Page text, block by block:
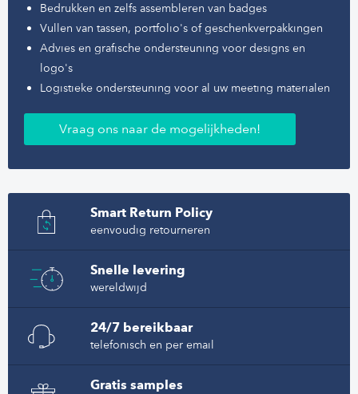
Bedrukken en zelfs assembleren van badges
Vullen van tassen, portfolio's of geschenkverpakkingen
Advies en grafische ondersteuning voor designs en
logo's
Logistieke ondersteuning voor al uw meeting materialen
Vraag ons naar de mogelijkheden!
Smart Return Policy
eenvoudig retourneren
Snelle levering
wereldwijd
24/7 bereikbaar
telefonisch en per email
Gratis samples